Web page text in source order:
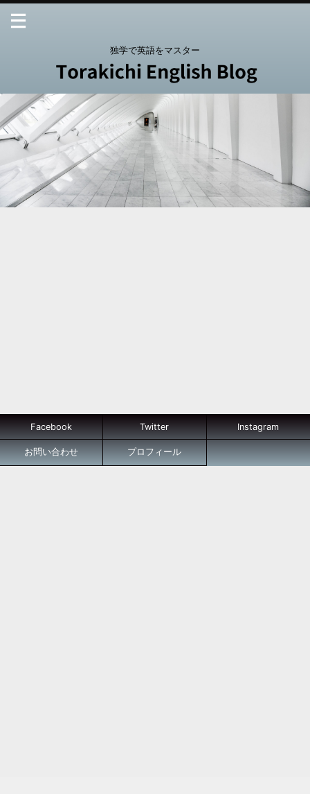
独学で英語をマスター
Facebook Twitter Instagram
お問い合わせ プロフィール